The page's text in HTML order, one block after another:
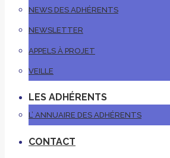
NEWS DES ADHÉRENTS
NEWSLETTER
APPELS À PROJET
VEILLE
LES ADHÉRENTS
L’ ANNUAIRE DES ADHÉRENTS
CONTACT